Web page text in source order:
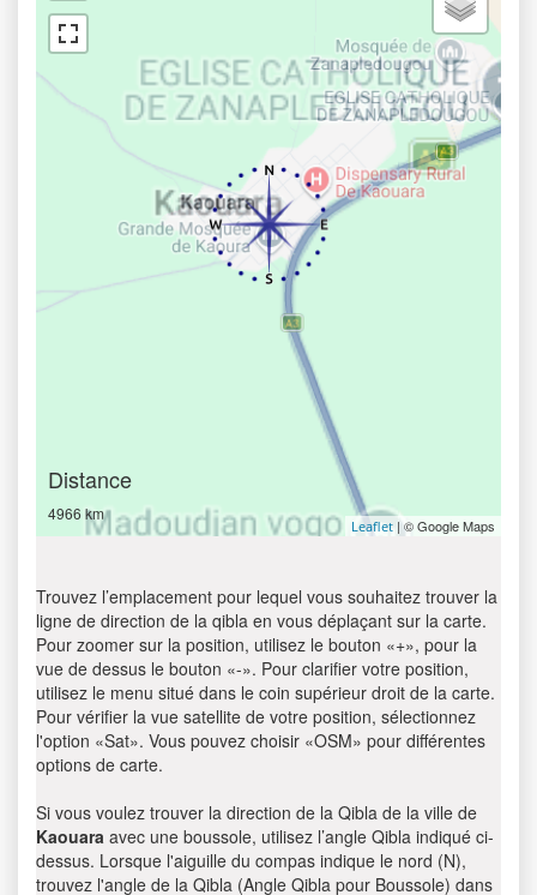
Distance
4966 km
Leaflet | © Google Maps
Trouvez l’emplacement pour lequel vous souhaitez trouver la
ligne de direction de la qibla en vous déplaçant sur la carte.
Pour zoomer sur la position, utilisez le bouton «+», pour la
vue de dessus le bouton «-». Pour clarifier votre position,
utilisez le menu situé dans le coin supérieur droit de la carte.
Pour vérifier la vue satellite de votre position, sélectionnez
l'option «Sat». Vous pouvez choisir «OSM» pour différentes
options de carte.
Si vous voulez trouver la direction de la Qibla de la ville de
Kaouara avec une boussole, utilisez l’angle Qibla indiqué ci-
dessus. Lorsque l'aiguille du compas indique le nord (N),
trouvez l'angle de la Qibla (Angle Qibla pour Boussole) dans